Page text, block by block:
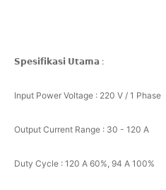
𝗦𝗽𝗲𝘀𝗶𝗳𝗶𝗸𝗮𝘀𝗶 𝗨𝘁𝗮𝗺𝗮 :
Input Power Voltage : 220 V / 1 Phase
Output Current Range : 30 - 120 A
Duty Cycle : 120 A 60%, 94 A 100%